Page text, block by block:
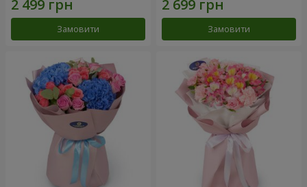
Замовити Замовити